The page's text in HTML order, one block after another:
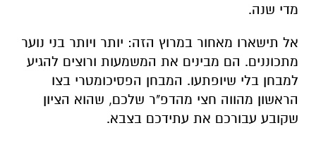
מדי שנה.
אל תישארו מאחור במרוץ הזה: יותר ויותר בני נוער
מתכוננים. הם מבינים את המשמעות ורוצים להגיע
למבחן בלי שיופתעו. המבחן הפסיכומטרי בצו
הראשון מהווה חצי מהדפ"ר שלכם, שהוא הציון
שקובע עבורכם את עתידכם בצבא.